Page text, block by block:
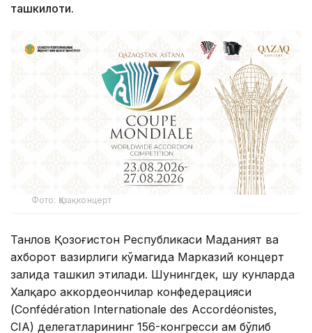
ташкилоти.
Фото: Қазақконцерт
Танлов Қозоғистон Республикаси Маданият ва
ахборот вазирлиги кўмагида Марказий концерт
залида ташкил этилади. Шунингдек, шу кунларда
Халқаро аккордеончилар конфедерацияси
(Confédération Internationale des Accordéonistes,
CIA) делегатларининг 156-конгресси ҳам бўлиб